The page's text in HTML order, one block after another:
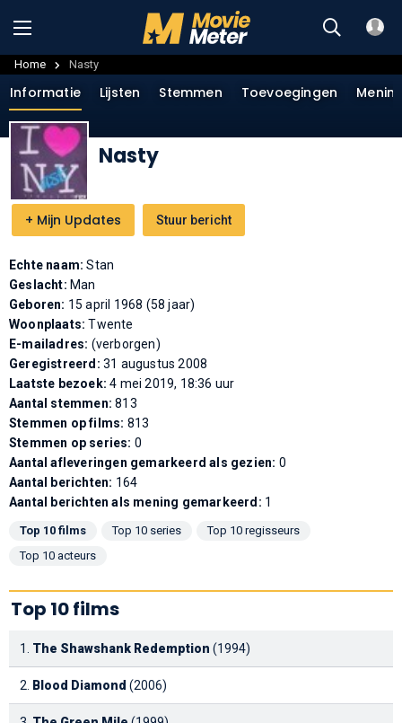
Home Nasty
+ Mijn Updates Stuur bericht
Informatie Lijsten Stemmen Toevoegingen
Nasty
Echte naam:Stan
Geslacht: Man
Geboren: 15 april 1968 (58 jaar)
Woonplaats:Twente
E-mailadres: (verborgen)
Geregistreerd: 31 augustus 2008
Laatste bezoek:4 mei 2019, 18:36 uur
Aantal stemmen:813
Stemmen op films: 813
Stemmen op series: 0
Aantal afleveringen gemarkeerd als gezien: 0
Aantal berichten: 164
Aantal berichten als mening gemarkeerd: 1
Top 10 films Top 10 series
Top 10 regisseurs
Top 10 acteurs
Top 10 films
1. The Shawshank Redemption (1994)
2. Blood Diamond (2006)